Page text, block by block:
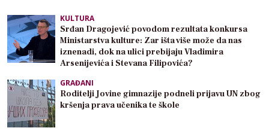
KULTURA
Srđan Dragojević povodom rezultata konkursa
Ministarstva kulture: Zar išta više može da nas
iznenadi, dok na ulici prebijaju Vladimira
Arsenijevića i Stevana Filipovića?
GRAĐANI
Roditelji Jovine gimnazije podneli prijavu UN zbog
kršenja prava učenika te škole